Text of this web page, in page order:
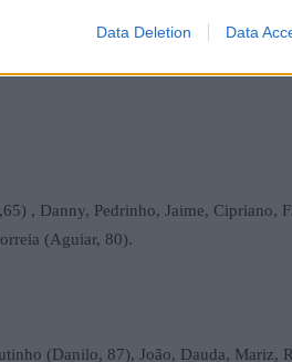
Data Deletion Data
de Aguiar.
, Danny, Pedrinho, Jaime, Cipriano,
(Aguiar, 80).
(Danilo, 87), João, Dauda, Mariz,